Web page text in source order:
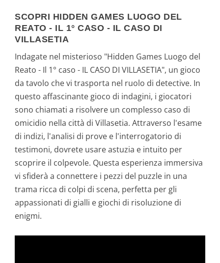
SCOPRI HIDDEN GAMES LUOGO DEL
REATO - IL 1° CASO - IL CASO DI
VILLASETIA
Indagate nel misterioso "Hidden Games Luogo del
Reato - Il 1° caso - IL CASO DI VILLASETIA", un gioco
da tavolo che vi trasporta nel ruolo di detective. In
questo affascinante gioco di indagini, i giocatori
sono chiamati a risolvere un complesso caso di
omicidio nella città di Villasetia. Attraverso l'esame
di indizi, l'analisi di prove e l'interrogatorio di
testimoni, dovrete usare astuzia e intuito per
scoprire il colpevole. Questa esperienza immersiva
vi sfiderà a connettere i pezzi del puzzle in una
trama ricca di colpi di scena, perfetta per gli
appassionati di gialli e giochi di risoluzione di
enigmi.